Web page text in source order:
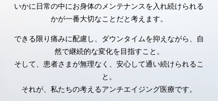
いかに日常の中にお身体のメンテナンスを入れ続けられる
かが一番大切なことだと考えます。
できる限り痛みに配慮し、ダウンタイムを抑えながら、自
然で継続的な変化を目指すこと。
そして、患者さまが無理なく、安心して通い続けられるこ
と。
それが、私たちの考えるアンチエイジング医療です。